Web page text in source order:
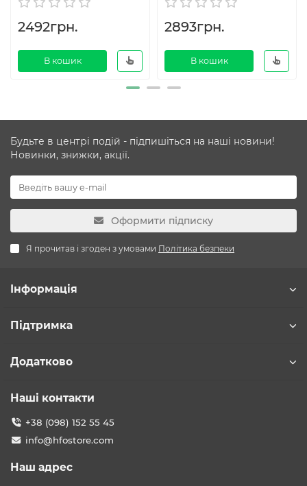
2492грн.
В кошик
2893грн.
В кошик
Будьте в центрі подій - підпишіться на наші новини!
Новинки, знижки, акції.
Оформити підписку
Я прочитав і згоден з умовами Політика безпеки
Інформація
Підтримка
Додатково
Наші контакти
+38 (098) 152 55 45
info@hfostore.com
Наш адрес